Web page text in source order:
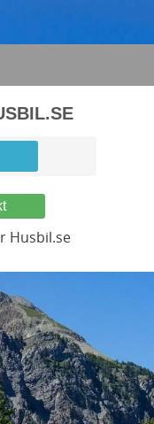
Husbil.se